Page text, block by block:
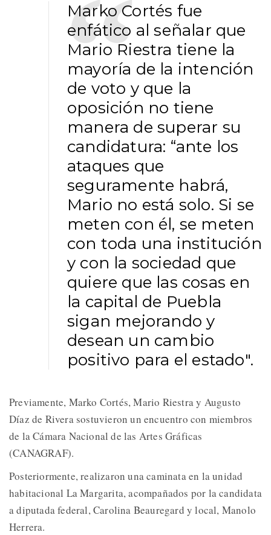
Marko Cortés fue
enfático al señalar que
Mario Riestra tiene la
mayoría de la intención
de voto y que la
oposición no tiene
manera de superar su
candidatura: “ante los
ataques que
seguramente habrá,
Mario no está solo. Si se
meten con él, se meten
con toda una institución
y con la sociedad que
quiere que las cosas en
la capital de Puebla
sigan mejorando y
desean un cambio
positivo para el estado".
Previamente, Marko Cortés, Mario Riestra y Augusto
Díaz de Rivera sostuvieron un encuentro con miembros
de la Cámara Nacional de las Artes Gráficas
(CANAGRAF).
Posteriormente, realizaron una caminata en la unidad
habitacional La Margarita, acompañados por la candidata
a diputada federal, Carolina Beauregard y local, Manolo
Herrera.